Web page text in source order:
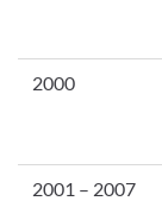
2000
2001 – 2007